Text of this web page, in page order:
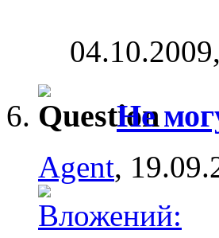
04.10.2009,
Не
Agent,